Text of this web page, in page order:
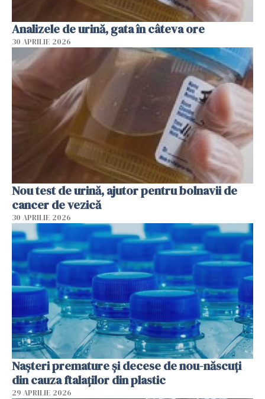
Analizele de urină, gata în câteva ore
30 APRILIE 2026
Nou test de urină, ajutor pentru bolnavii de
cancer de vezică
30 APRILIE 2026
Nașteri premature și decese de nou-născuți
din cauza ftalaților din plastic
29 APRILIE 2026